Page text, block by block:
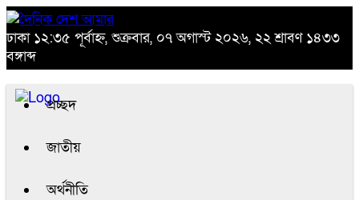
ঢাকা ১২:৩৫ পূর্বাহ্ন, শুক্রবার, ০৭ অগাস্ট ২০২৬, ২২ শ্রাবণ ১৪৩৩
বঙ্গাব্দ
প্রচ্ছদ
জাতীয়
অর্থনীতি